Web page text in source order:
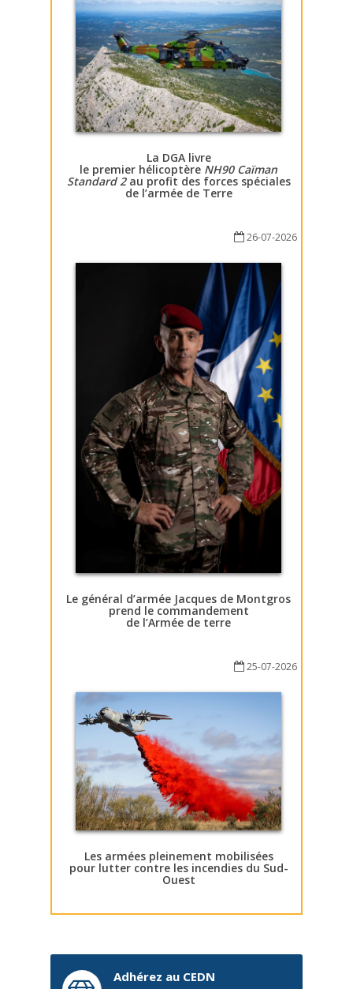
La DGA livre
le premier hélicoptère NH90 Caïman
Standard 2au profit des forces spéciales
de l’armée de Terre
26-07-2026
Le général d’armée Jacques de Montgros
prend le commandement
de l’Armée de terre
25-07-2026
Les armées pleinement mobilisées
pour lutter contre les incendies du Sud-
Ouest
Adhérez au CEDN